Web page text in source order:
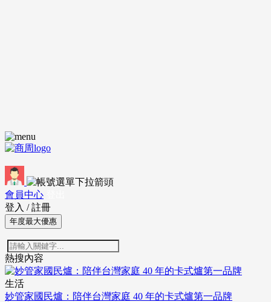
會員中心
登入 / 註冊
年度最大優惠
熱搜內容
生活
妙管家國民爐：陪伴台灣家庭 40 年的卡式爐第一品牌